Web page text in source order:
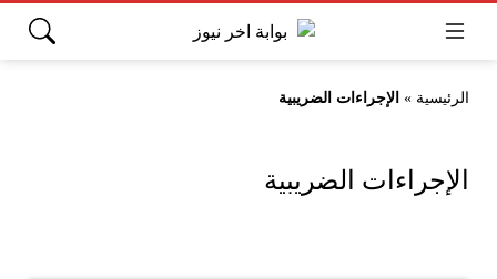
الرئيسية » الإجراءات الضريبية
الإجراءات الضريبية